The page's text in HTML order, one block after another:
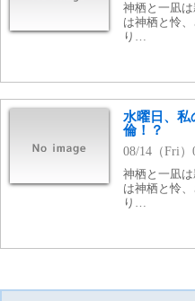
神栖と一凪
は神栖と怜
り…
水曜日、
倫！？
08/14（Fri
神栖と一凪
は神栖と怜
り…